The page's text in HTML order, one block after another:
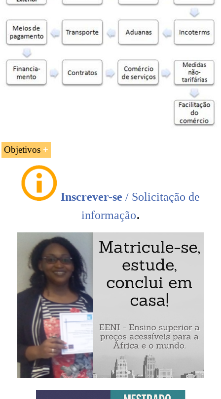
Objetivos
Analisar o perfil das empresas que podem exportar,
os recursos necessários para a exportação, assim
como analisar o início de uma atividade
Compreender os objetivos da Organização
Mundial do Comércio (OMC)
Conhecer osdocumentosutilizados no comércio
Inscrever-se / Solicitação de
informação.